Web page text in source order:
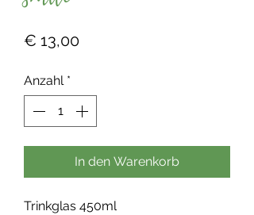
€ 13,00Preis
Anzahl *
In den Warenkorb
Trinkglas 450ml